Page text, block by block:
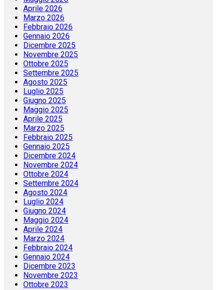
Aprile 2026
Marzo 2026
Febbraio 2026
Gennaio 2026
Dicembre 2025
Novembre 2025
Ottobre 2025
Settembre 2025
Agosto 2025
Luglio 2025
Giugno 2025
Maggio 2025
Aprile 2025
Marzo 2025
Febbraio 2025
Gennaio 2025
Dicembre 2024
Novembre 2024
Ottobre 2024
Settembre 2024
Agosto 2024
Luglio 2024
Giugno 2024
Maggio 2024
Aprile 2024
Marzo 2024
Febbraio 2024
Gennaio 2024
Dicembre 2023
Novembre 2023
Ottobre 2023